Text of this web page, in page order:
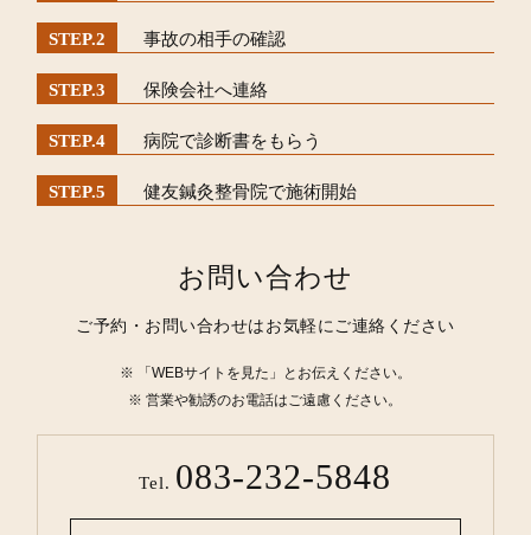
事故の相手の確認
保険会社へ連絡
病院で診断書をもらう
健友鍼灸整骨院で施術開始
お問い合わせ
ご予約・お問い合わせはお気軽にご連絡ください
「WEBサイトを見た」とお伝えください。
営業や勧誘のお電話はご遠慮ください。
Tel. 083-232-5848